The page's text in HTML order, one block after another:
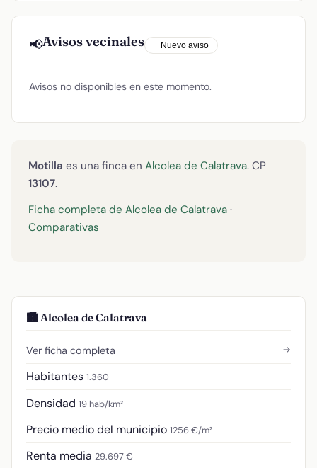
📢Avisos vecinales + Nuevo aviso
Avisos no disponibles en este momento.
Motilla es una finca en Alcolea de Calatrava. CP
13107.
Ficha completa de Alcolea de Calatrava ·
Comparativas
🏙️ Alcolea de Calatrava
Ver ficha completa →
Habitantes 1.360
Densidad 19 hab/km²
Precio medio del municipio 1256 €/m²
Renta media 29.697 €